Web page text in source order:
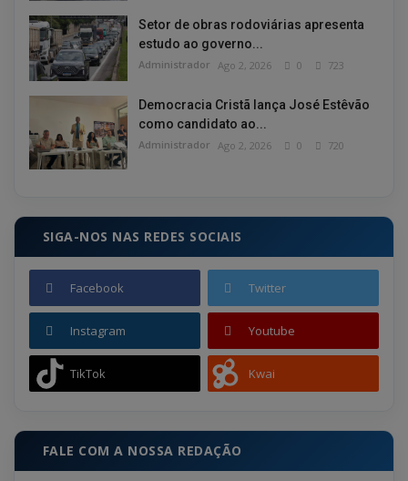
Setor de obras rodoviárias apresenta
estudo ao governo...
Administrador Ago 2, 2026 0 723
Democracia Cristã lança José Estêvão
como candidato ao...
Administrador Ago 2, 2026 0 720
SIGA-NOS NAS REDES SOCIAIS
Facebook Twitter
Instagram Youtube
TikTok Kwai
FALE COM A NOSSA REDAÇÃO